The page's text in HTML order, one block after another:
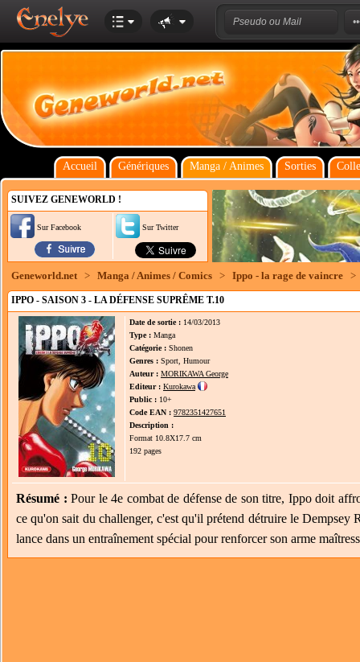
Accueil Génériques Manga / Animes Sorties
SUIVEZ GENEWORLD !
Sur Facebook Sur Twitter
Geneworld.net > Manga / Animes / Comics > Ippo - la rage de vaincre >
IPPO - SAISON 3 - LA DÉFENSE SUPRÊME T.10
Date de sortie : 14/03/2013
Type : Manga
Catégorie : Shonen
Genres : Sport, Humour
Auteur : MORIKAWA George
Editeur : Kurokawa
Public : 10+
Code EAN : 9782351427651
Description :
Format 10.8X17.7 cm
192 pages
Résumé : Pour le 4e combat de défense de son titre, Ippo doit
ce qu'on sait du challenger, c'est qu'il prétend détruire le
lance dans un entraînement spécial pour renforcer son arme